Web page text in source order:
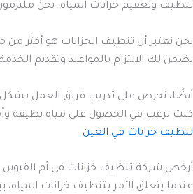
تنظيف وتعقيم خزانات المياه. نحن
نحن نعتبر أن تنظيف الخزانات هو أكثر
نضمن لك الالتزام بالمواعيد وتقديم
أيضًا، نحرص على تدريب فريق العمل
كنت ترغب في الحصول على مياه نظيفة
تنظيف خزانات في العين
أرخص شركة تنظيف خزانات في أم القيوين
عندما يتعلق الأمر بتنظيف خزانات